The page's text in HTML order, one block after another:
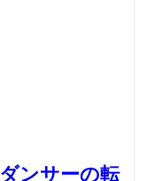
ンサーの転